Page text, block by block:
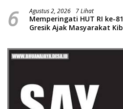
Massal dan Santunan Anak
6 Agustus 2, 2026 7 Lihat
Memperingati HUT RI ke-
Gresik Ajak Masyarakat